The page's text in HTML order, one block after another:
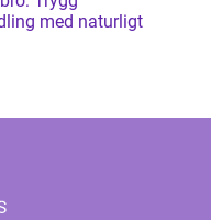
med naturligt